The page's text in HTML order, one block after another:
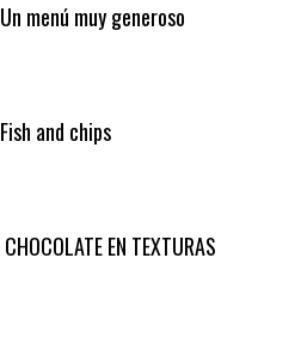
Un menú muy generoso
Fish and chips
CHOCOLATE EN TEXTURAS